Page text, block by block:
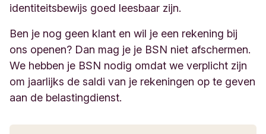
identiteitsbewijs goed leesbaar zijn.
Ben je nog geen klant en wil je een rekening bij
ons openen? Dan mag je je BSN niet afschermen.
We hebben je BSN nodig omdat we verplicht zijn
om jaarlijks de saldi van je rekeningen op te geven
aan de belastingdienst.